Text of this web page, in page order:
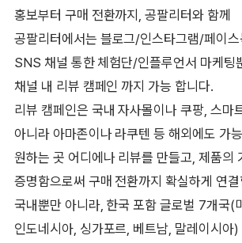
홍보부터 구매 전환까지, 공팔리터와 함께
공팔리터에서는 블로그/인스타그램/페이
SNS 채널 통한 체험단/인플루언서 마케팅
채널 내 리뷰 캠페인 까지 가능 합니다.
리뷰 캠페인은 국내 자사몰이나 쿠팡, 스마
아니라 아마존이나 라쿠텐 등 해외에도 가
원하는 곳 어디에나 리뷰를 만들고, 제품의
증명함으로써 구매 전환까지 확실하게 연
국내뿐만 아니라, 한국 포함 글로벌 7개국(
인도네시아, 싱가포르, 베트남, 말레이시아